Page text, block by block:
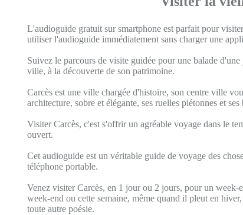
L'audioguide gratuit sur smartphone est parfait pour
utiliser l'audioguide immédiatement sans charger une
Suivez le parcours de visite guidée pour une balade
ville, à la découverte de son patrimoine.
Carcès est une ville chargée d'histoire, son centre ville
architecture, sobre et élégante, ses ruelles piétonnes et ses
Visiter Carcès, c'est s'offrir un agréable voyage dans le
ouvert.
Cet audioguide est un véritable guide de voyage des
téléphone portable.
Venez visiter Carcès, en 1 jour ou 2 jours, pour un
week-end ou cette semaine, même quand il pleut en
toute autre poésie.